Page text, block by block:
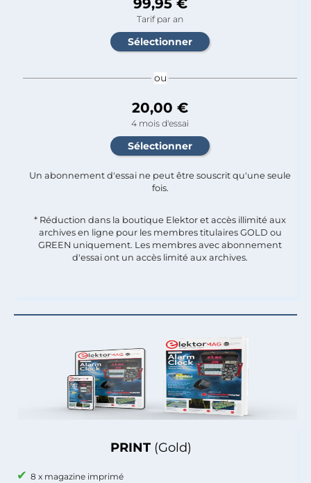
PRINT (Gold)
8 x magazine imprimé
99,95 €
Tarif par an
ou
20,00 €
4 mois d'essai
Un abonnement d'essai ne peut être souscrit qu'une seule
fois.​
* Réduction dans la boutique Elektor et accès illimité aux
archives en ligne pour les membres titulaires GOLD ou
GREEN uniquement. Les membres avec abonnement
d'essai ont un accès limité aux archives.